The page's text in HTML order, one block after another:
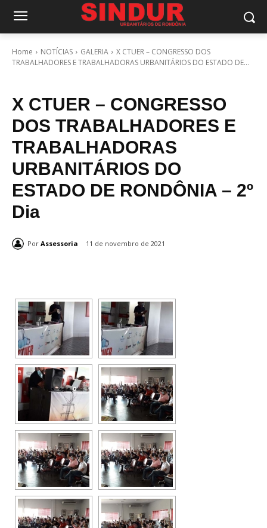
Home NOTÍCIAS GALERIA
X CTUER – CONGRESSO DOS
TRABALHADORES E TRABALHADORAS URBANITÁRIOS DO ESTADO DE...
X CTUER – CONGRESSO
DOS TRABALHADORES E
TRABALHADORAS
URBANITÁRIOS DO
ESTADO DE RONDÔNIA – 2º
Dia
Por Assessoria 11 de novembro de 2021